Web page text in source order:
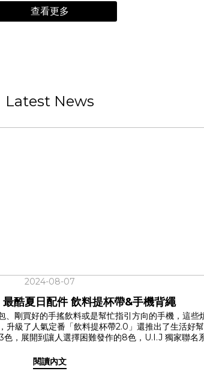
查看更多
Latest News
2024-08-07
酷夏日配件 飲料提杯帶&手機背繩
剛買好的手搖飲料或是幫忙指引方向的手機，這
級了人氣定番「飲料提杯帶2.0」還推出了生活
展開到讓人選擇困難發作的8色，U.I.J 獨家聯名
美式的咖啡杯、午休熱量補給的手搖飲品或是能裝
✦ 輕便率性的手機繩系列日常裡常有忙著拿食物
閱讀內文